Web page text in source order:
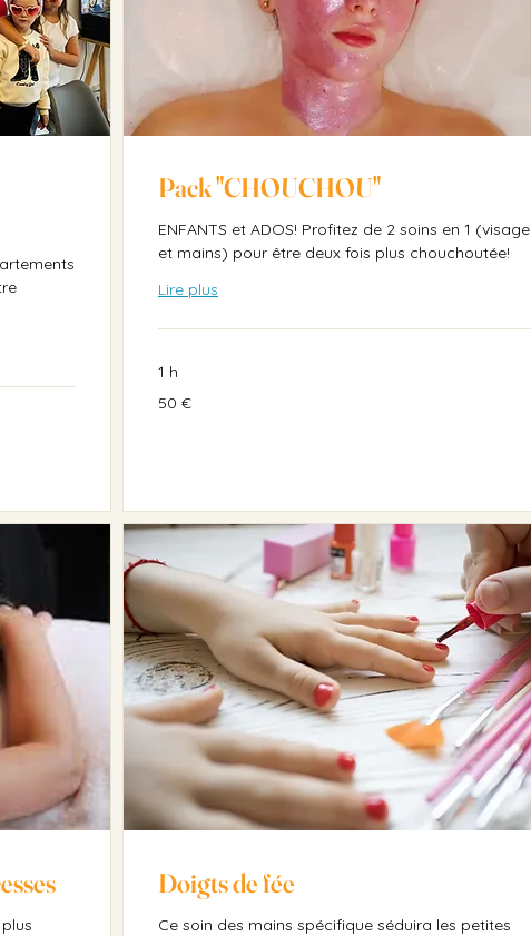
Pack "CHOUCHOU"
ENFANTS et ADOS! Profitez de 2 soins en 1 (visage
et mains) pour être deux fois plus chouchoutée!
Lire plus
1 h
euros
50 €
Doigts de fée
Ce soin des mains spécifique séduira les petites